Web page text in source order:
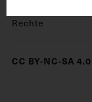
Rechte
CC BY-NC-SA 4.0